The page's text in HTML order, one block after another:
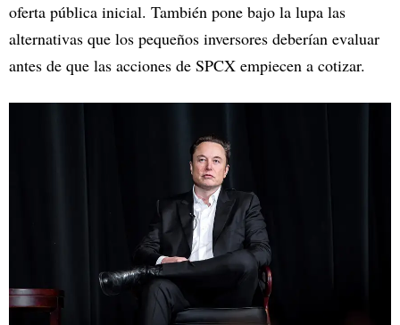
oferta pública inicial. También pone bajo la lupa las
alternativas que los pequeños inversores deberían evaluar
antes de que las acciones de SPCX empiecen a cotizar.